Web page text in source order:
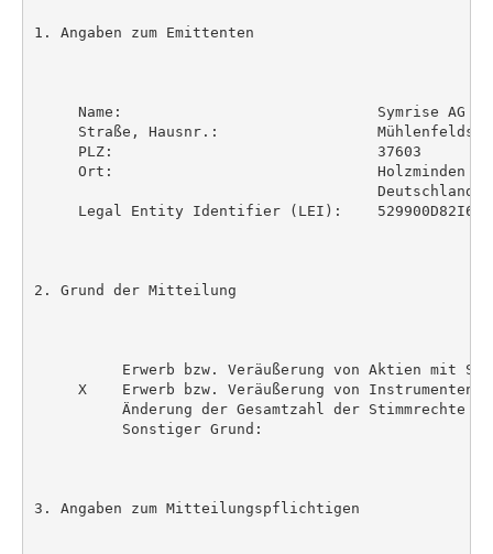
1. Angaben zum Emittenten
     Name:                             Symrise AG
Straße, Hausnr.:
     PLZ:                              37603
     Ort:                              Holzminden
                                       Deutschland
Legal Entity Identifier (LEI):
2. Grund der Mitteilung
Erwerb bzw. Veräußerung von Aktien mit
     X    Erwerb bzw. Veräußerung von Instrumenten
          Änderung der Gesamtzahl der Stimmrechte
          Sonstiger Grund:
3. Angaben zum Mitteilungspflichtigen